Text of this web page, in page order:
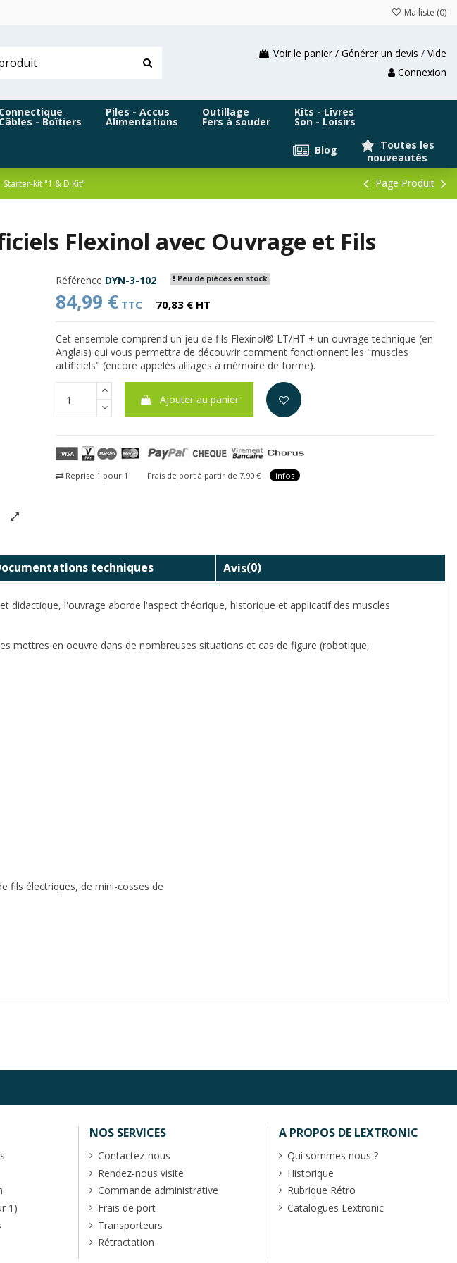
Ma liste (0)
Voir le panier / Générer un devis / Vide
Connexion
Connectique
Câbles - Boîtiers
Piles - Accus
Alimentations
Outillage
Fers à souder
Kits - Livres
Son - Loisirs
Toutes les
nouveautés
Blog
Starter-kit "1 & D Kit" Page Produit
Flexinol avec Ouvrage et Fils
Référence DYN-3-102 Peu de pièces en stock
84,99 € TTC 70,83 € HT
Cet ensemble comprend un jeu de fils Flexinol® LT/HT + un ouvrage technique (en
Anglais) qui vous permettra de découvrir comment fonctionnent les "muscles
artificiels" (encore appelés alliages à mémoire de forme).
Ajouter au panier
Reprise 1 pour 1 Frais de port à partir de 7.90 € infos
techniques Avis(0)
didactique, l'ouvrage aborde l'aspect théorique, historique et applicatif des muscles
mettres en oeuvre dans de nombreuses situations et cas de figure (robotique,
fils électriques, de mini-cosses de
1)
NOS SERVICES
Contactez-nous
Rendez-nous visite
Commande administrative
Frais de port
Transporteurs
Rétractation
A PROPOS DE LEXTRONIC
Qui sommes nous ?
Historique
Rubrique Rétro
Catalogues Lextronic